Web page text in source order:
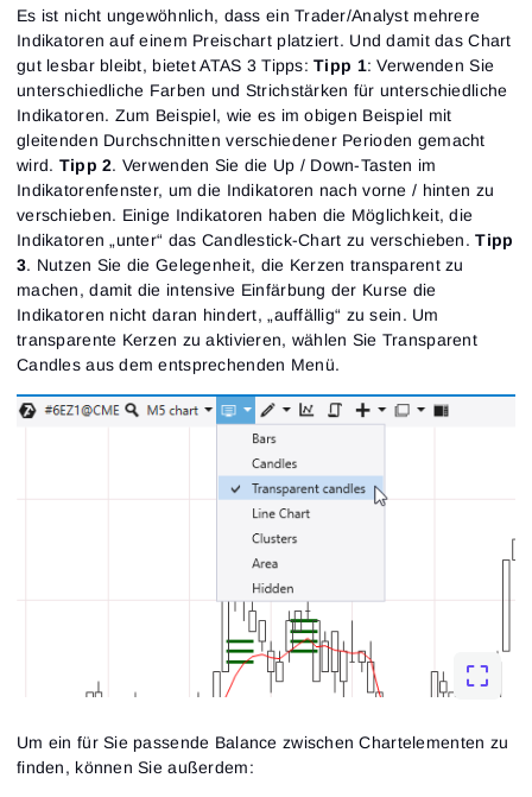
Es ist nicht ungewöhnlich, dass ein Trader/Analyst mehrere
Indikatoren auf einem Preischart platziert. Und damit das Chart
gut lesbar bleibt, bietet ATAS 3 Tipps:Tipp 1: Verwenden Sie
unterschiedliche Farben und Strichstärken für unterschiedliche
Indikatoren. Zum Beispiel, wie es im obigen Beispiel mit
gleitenden Durchschnitten verschiedener Perioden gemacht
wird. Tipp 2. Verwenden Sie die Up / Down-Tasten im
Indikatorenfenster, um die Indikatoren nach vorne / hinten zu
verschieben. Einige Indikatoren haben die Möglichkeit, die
Indikatoren „unter“ das Candlestick-Chart zu verschieben.Tipp
3. Nutzen Sie die Gelegenheit, die Kerzen transparent zu
machen, damit die intensive Einfärbung der Kurse die
Indikatoren nicht daran hindert, „auffällig“ zu sein. Um
transparente Kerzen zu aktivieren, wählen Sie Transparent
Candles aus dem entsprechenden Menü.
Um ein für Sie passende Balance zwischen Chartelementen zu
finden, können Sie außerdem: